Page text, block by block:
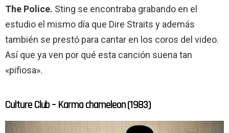
The Police. Sting se encontraba grabando en el
estudio el mismo día que Dire Straits y además
también se prestó para cantar en los coros del video.
Así que ya ven por qué esta canción suena tan
«pifiosa».
Culture Club – Karma chameleon (1983)